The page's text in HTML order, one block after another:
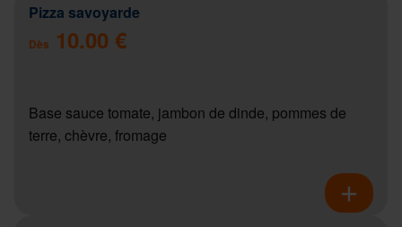
Pizza savoyarde
Dès 10.00 €
Base sauce tomate, jambon de dinde, pommes de
terre, chèvre, fromage